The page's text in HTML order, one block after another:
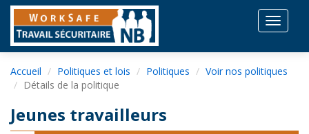
Toggle
Accueil Politiques et lois Politiques
Voir nos politiques
Détails de la politique
Jeunes travailleurs